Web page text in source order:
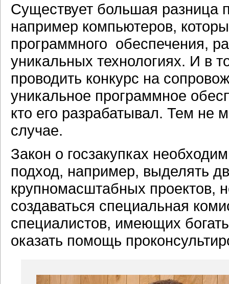
Существует большая разница
например компьютеров,
программного обеспечения,
уникальных технологиях. И в
проводить конкурс на
уникальное программное
кто его разрабатывал. Тем не
случае.
Закон о госзакупках
подход, например, выделять
крупномасштабных проектов,
создаваться специальная
специалистов, имеющих
оказать помощь